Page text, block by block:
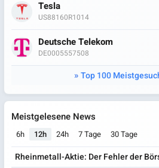
Tesla
US88160R1014
Deutsche Telekom
DE0005557508
Top 100
Meistgelesene News
6h 12h 24h 7 Tage 30 Tage
Rheinmetall-Aktie: Der Fehler der